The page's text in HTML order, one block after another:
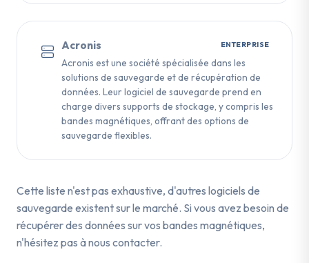
Acronis ENTERPRISE
Acronis est une société spécialisée dans les
solutions de sauvegarde et de récupération de
données. Leur logiciel de sauvegarde prend en
charge divers supports de stockage, y compris les
bandes magnétiques, offrant des options de
sauvegarde flexibles.
Cette liste n'est pas exhaustive, d'autres logiciels de
sauvegarde existent sur le marché. Si vous avez besoin de
récupérer des données sur vos bandes magnétiques,
n'hésitez pas à nous contacter.